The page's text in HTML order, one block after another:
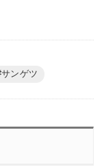
サンゲツ